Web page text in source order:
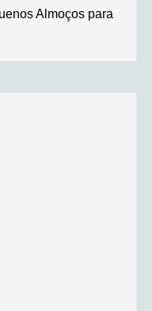
Almoços para